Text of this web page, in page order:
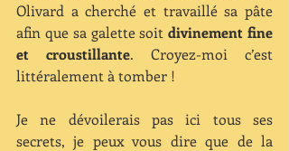
Olivard a cherché et travaillé sa pâte
afin que sa galette soit divinement fine
et croustillante. Croyez-moi c’est
littéralement à tomber !
Je ne dévoilerais pas ici tous ses
secrets, je peux vous dire que de la